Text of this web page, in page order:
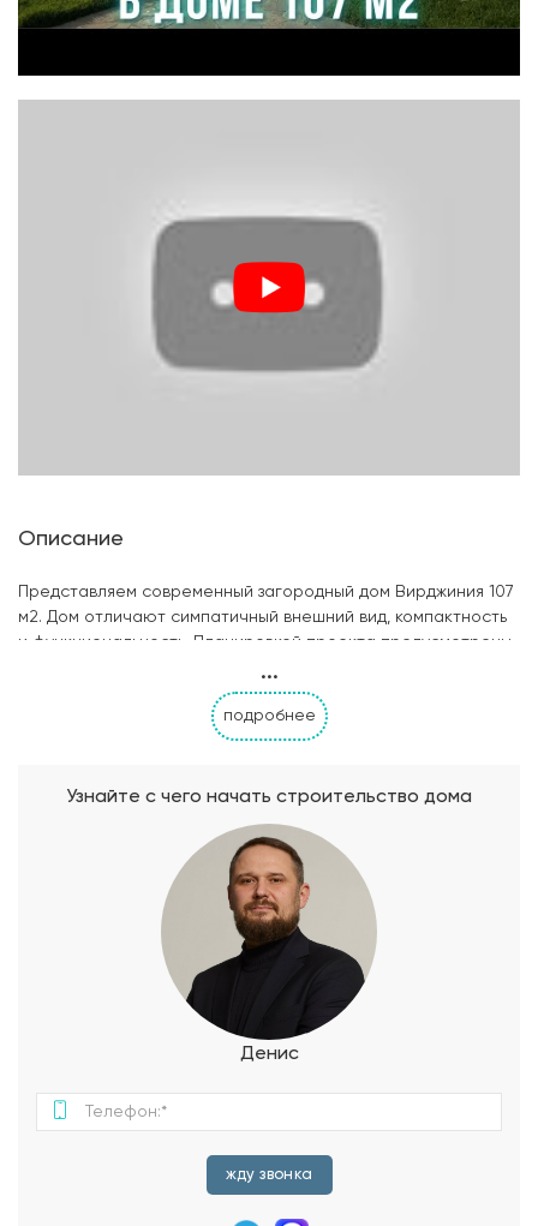
Описание
Представляем современный загородный дом Вирджиния 107
м2. Дом отличают симпатичный внешний вид, компактность
и функциональность. Планировкой проекта предусмотрены
терраса. Небольшой дом станет идеальным местом для
жизни загородом большой семьи с детьми.
...
подробнее
Узнайте с чего начать строительство дома
Денис
жду звонка